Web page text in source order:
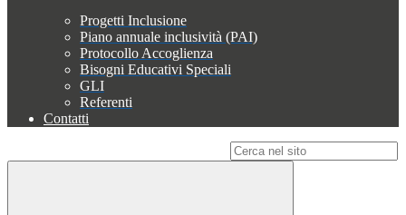
Progetti Inclusione
Piano annuale inclusività (PAI)
Protocollo Accoglienza
Bisogni Educativi Speciali
GLI
Referenti
Contatti